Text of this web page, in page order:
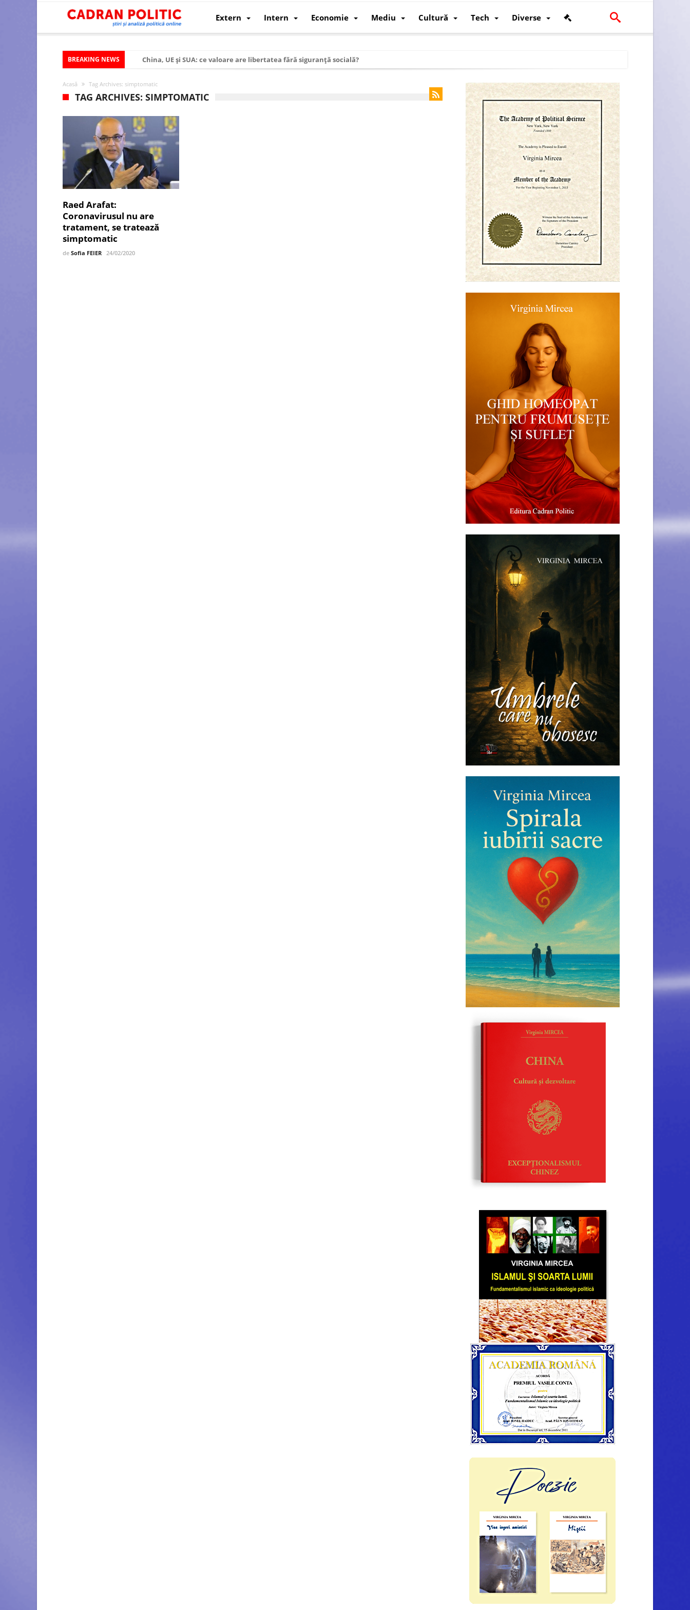
Extern Intern Economie Mediu Cultură Tech Diverse
BREAKING NEWS
China, UE și SUA: ce valoare are libertatea fără siguranță socială?
Modelul economic al SUA: cum au devenit cea mai mare economie a lumii
Modelul economic al Rusiei: de ce rezistă?
Occidentul obosit și Estul care revine: o realitate pe care România o simte, nu o spune
Viitorul României în Uniunea Europeană. Ce ne așteaptă? – O analiză structurală a demografiei, fiscalității și poziției României în U.E.
România – ROExit pentru a supraviețui ca țară
Huawei dezvoltă un nou cip AI pentru a înlocui Nvidia
Acasă Tag Archives: simptomatic
TAG ARCHIVES: SIMPTOMATIC
Raed Arafat:
Coronavirusul nu are
tratament, se tratează
simptomatic
de Sofia FEIER 24/02/2020